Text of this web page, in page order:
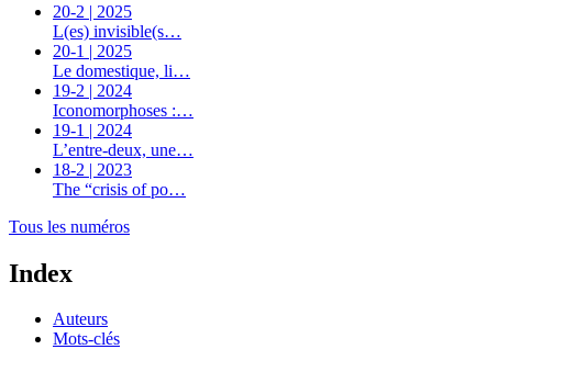
20-2 | 2025
L(es) invisible(s…
20-1 | 2025
Le domestique, li…
19-2 | 2024
Iconomorphoses :…
19-1 | 2024
L’entre-deux, une…
18-2 | 2023
The “crisis of po…
Tous les numéros
Index
Auteurs
Mots-clés